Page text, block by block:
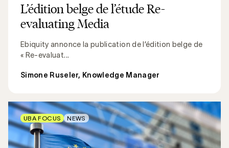
L’édition belge de l’étude Re-
evaluating Media
Ebiquity annonce la publication de l’édition belge de
« Re-evaluat...
Simone Ruseler, Knowledge Manager
UBA FOCUS NEWS